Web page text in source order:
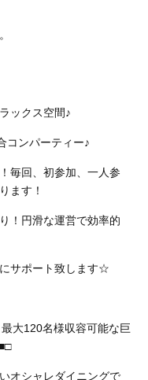
ックス空間♪
コンパーティー♪
毎回、初参加、一人参
ます！
！円滑な運営で効率的
サポート致します☆
大120名様収容可能な巨
オシャレダイニングで